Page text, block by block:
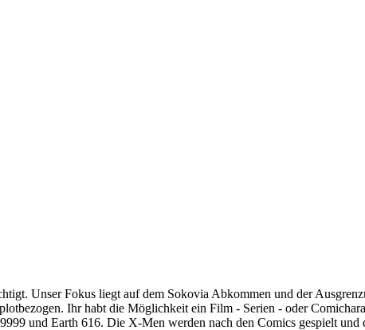
Unser Fokus liegt auf dem Sokovia Abkommen und der
Ihr habt die Möglichkeit ein Film - Serien - oder
und Earth 616. Die X-Men werden nach den Comics gespielt und